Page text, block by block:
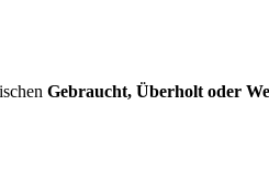
Gebraucht, Überholt oder